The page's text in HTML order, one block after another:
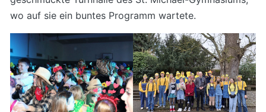
wo auf sie ein buntes Programm wartete.